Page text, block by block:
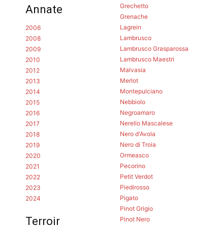
Annate
2006
2008
2009
2010
2012
2013
2014
2015
2016
2017
2018
2019
2020
2021
2022
2023
2024
Terroir
Grechetto
Grenache
Lagrein
Lambrusco
Lambrusco Grasparossa
Lambrusco Maestri
Malvasia
Merlot
Montepulciano
Nebbiolo
Negroamaro
Nerello Mascalese
Nero d'Avola
Nero di Troia
Ormeasco
Pecorino
Petit Verdot
Piedirosso
Pigato
Pinot Grigio
Pinot Nero